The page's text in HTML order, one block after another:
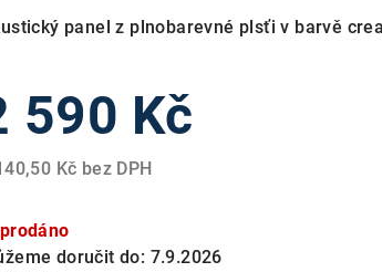
panel z plnobarevné plsťi v barvě
590 Kč
Kč bez DPH
doručit do: 7.9.2026